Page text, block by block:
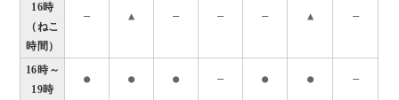
16時
（ねこ
時間）
― ▲ ― ― ― ▲ ―
16時～
19時
● ● ● ― ● ● ―